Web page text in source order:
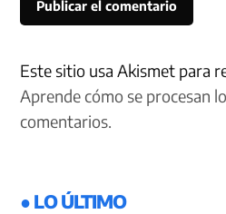
Este sitio usa Akismet para
Aprende cómo se procesan
comentarios.
● LO ÚLTIMO